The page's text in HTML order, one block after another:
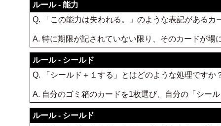
ルール - 能力
Q. 「この能力は失われる。」のような表記がある
A. 特に期限が記されていない限り、そのカードが場
ルール - シールド
Q. 「シールド＋１する」とはどのような処理ですか
A. 自分のゴミ箱のカードを1枚選び、自分の「シー
ルール - シールド